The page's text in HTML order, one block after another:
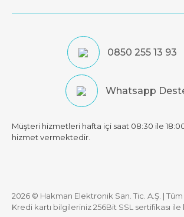
0850 255 13 93
Whatsapp
Müşteri hizmetleri hafta içi saat 08:30 ile
hizmet vermektedir.
2026 © Hakman Elektronik San. Tic. A.Ş. | Tüm
Kredi kartı bilgileriniz 256Bit SSL sertifikası